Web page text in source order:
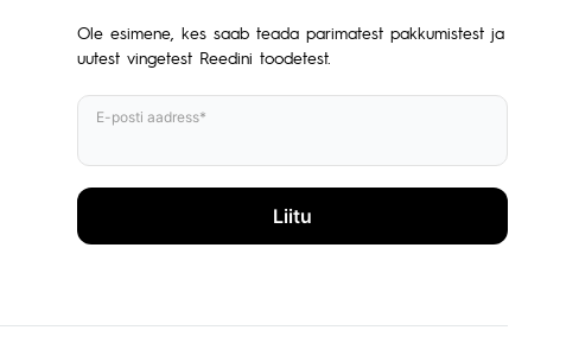
Ole esimene, kes saab teada parimatest pakkumistest ja
uutest vingetest Reedini toodetest.
E-posti aadress*